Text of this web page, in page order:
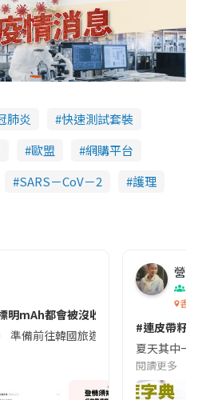
肺炎
快速測試套裝
歐盟
網購平台
SARS－CoV－2 護理
明mAh都會被沒收😱出發前切記檢查
準備前往韓國旅遊的民眾，近期要
營養
香港
#連皮帶籽
夏天其中一
閱讀更多